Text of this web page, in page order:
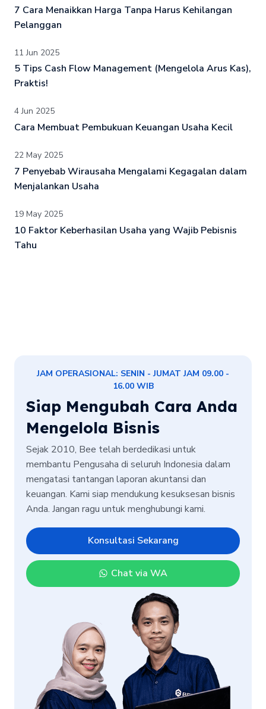
7 Cara Menaikkan Harga Tanpa Harus Kehilangan
Pelanggan
11 Jun 2025
5 Tips Cash Flow Management (Mengelola Arus Kas),
Praktis!
4 Jun 2025
Cara Membuat Pembukuan Keuangan Usaha Kecil
22 May 2025
7 Penyebab Wirausaha Mengalami Kegagalan dalam
Menjalankan Usaha
19 May 2025
10 Faktor Keberhasilan Usaha yang Wajib Pebisnis
Tahu
JAM OPERASIONAL: SENIN - JUMAT JAM 09.00 -
16.00 WIB
Siap Mengubah Cara Anda
Mengelola Bisnis
Sejak 2010, Bee telah berdedikasi untuk
membantu Pengusaha di seluruh Indonesia dalam
mengatasi tantangan laporan akuntansi dan
keuangan. Kami siap mendukung kesuksesan bisnis
Anda. Jangan ragu untuk menghubungi kami.
Konsultasi Sekarang
Chat via WA